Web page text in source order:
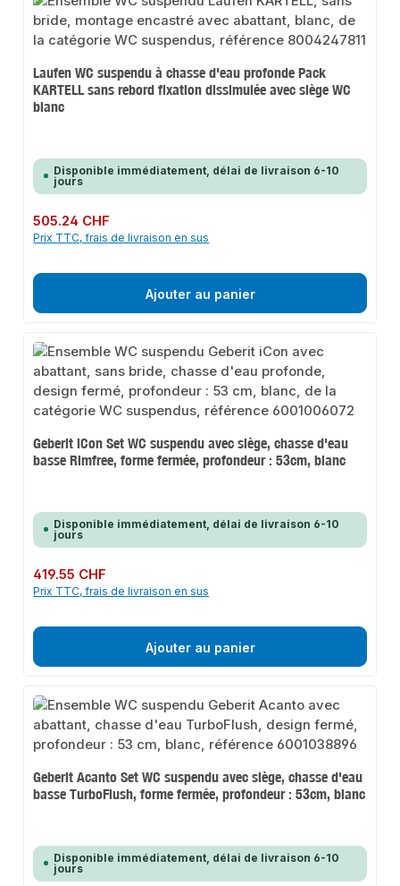
Laufen WC suspendu à chasse d'eau profonde Pack
KARTELL sans rebord fixation dissimulée avec siège WC
blanc
Disponible immédiatement, délai de livraison 6-10
jours
Prix régulier :
505.24 CHF
Prix TTC, frais de livraison en sus
Ajouter au panier
Geberit iCon Set WC suspendu avec siège, chasse d'eau
basse Rimfree, forme fermée, profondeur : 53cm, blanc
Disponible immédiatement, délai de livraison 6-10
jours
Prix régulier :
419.55 CHF
Prix TTC, frais de livraison en sus
Ajouter au panier
Geberit Acanto Set WC suspendu avec siège, chasse d'eau
basse TurboFlush, forme fermée, profondeur : 53cm, blanc
Disponible immédiatement, délai de livraison 6-10
jours